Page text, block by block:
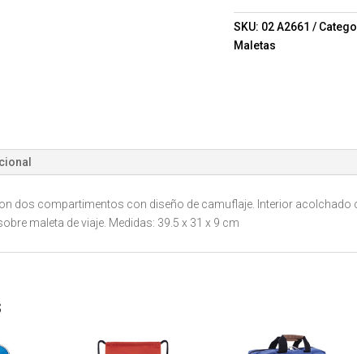
A2661
Mod.
SKU: 02 A2661
Maletas
dos compartimentos con diseño de camuflaje. Interior
maleta de viaje. Medidas: 39.5 x 31 x 9 cm